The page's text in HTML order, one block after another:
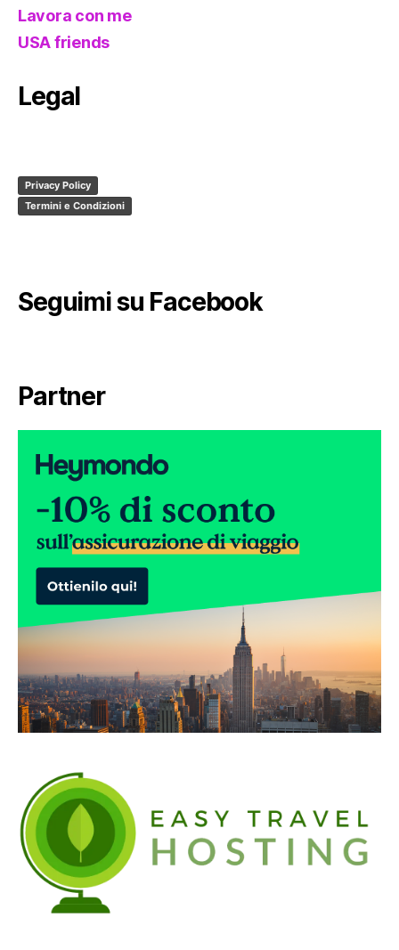
Lavora con me
USA friends
Legal
Privacy Policy
Termini e Condizioni
Seguimi su Facebook
Partner